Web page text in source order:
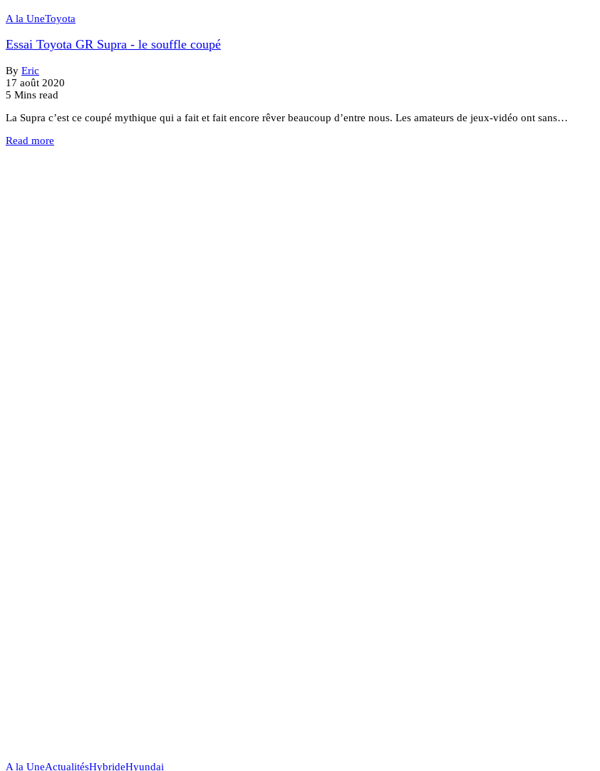
A la UneToyota
Essai Toyota GR Supra - le souffle coupé
By Eric
17 août 2020
5 Mins read
La Supra c’est ce coupé mythique qui a fait et fait encore rêver beaucoup d’entre nous. Les amateurs de jeux-vidéo ont sans…
Read more
A la UneActualitésHybrideHyundai